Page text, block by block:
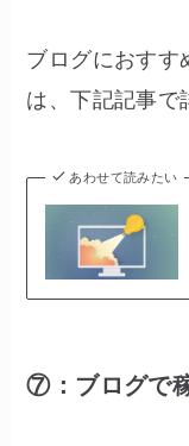
ブログにおすす
は、下記記事で
あわせて読みたい
⑦：ブログで